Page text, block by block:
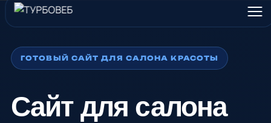
ГОТОВЫЙ САЙТ ДЛЯ САЛОНА КРАСОТЫ
Сайт для салона